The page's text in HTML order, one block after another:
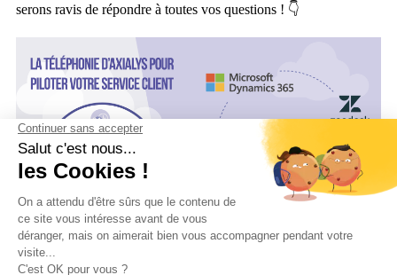
serons ravis de répondre à toutes vos questions ! 👇
Service client